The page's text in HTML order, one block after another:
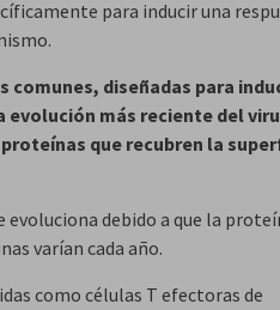
para inducir una
comunes, diseñadas para
evolución más reciente del
que recubren la
evoluciona debido a que la
varían cada año.
como células T efectoras de